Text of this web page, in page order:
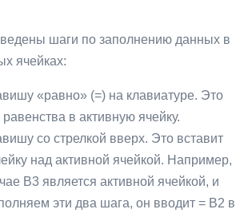
шаги по заполнению данных в
ячейках:
«равно» (=) на клавиатуре. Это
равенства в активную ячейку.
со стрелкой вверх. Это вставит
над активной ячейкой. Например,
B3 является активной ячейкой, и
эти два шага, он вводит = B2 в